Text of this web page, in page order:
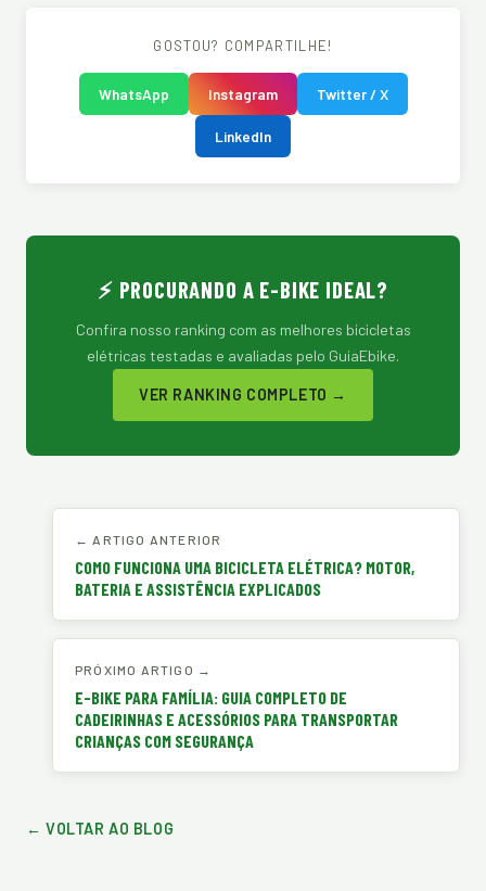
GOSTOU? COMPARTILHE!
WhatsApp Instagram Twitter / X
LinkedIn
⚡ PROCURANDO A E-BIKE IDEAL?
Confira nosso ranking com as melhores bicicletas
elétricas testadas e avaliadas pelo GuiaEbike.
VER RANKING COMPLETO →
← ARTIGO ANTERIOR
COMO FUNCIONA UMA BICICLETA ELÉTRICA? MOTOR,
BATERIA E ASSISTÊNCIA EXPLICADOS
PRÓXIMO ARTIGO →
E-BIKE PARA FAMÍLIA: GUIA COMPLETO DE
CADEIRINHAS E ACESSÓRIOS PARA TRANSPORTAR
CRIANÇAS COM SEGURANÇA
← VOLTAR AO BLOG